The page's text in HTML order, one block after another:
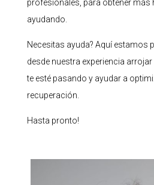
profesionales, para obtener más
ayudando.
Necesitas ayuda? Aquí estamos
desde nuestra experiencia
te esté pasando y ayudar a
recuperación.
Hasta pronto!